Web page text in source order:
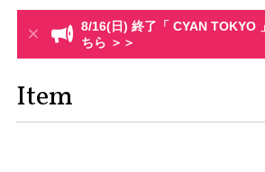
8/16(日) 終了「 CYAN TOKYO
ちら ＞＞
Item